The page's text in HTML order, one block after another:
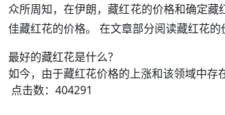
众所周知，在伊朗，藏红花的价格和确定
佳藏红花的价格。 在文章部分阅读藏红花的
最好的藏红花是什么？
如今，由于藏红花价格的上涨和该领域中存
文章信息
点击数：404291